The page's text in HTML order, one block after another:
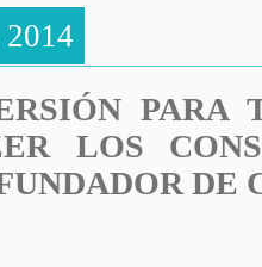
PARA
LOS
DE